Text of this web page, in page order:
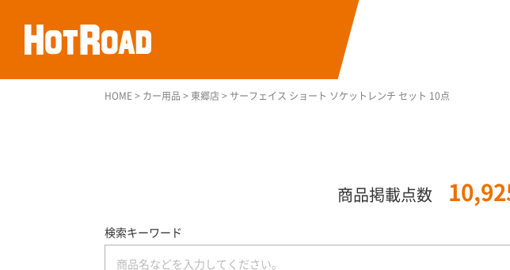
HOME > カー用品 > 東郷店 > サーフェイス ショート ソケットレンチ セット 10点
商品掲載点数
検索キーワード